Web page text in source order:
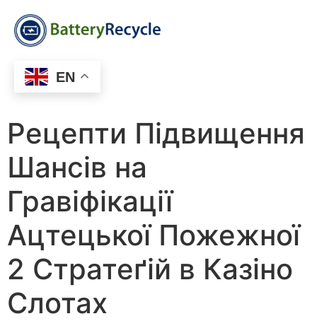
EN
Рецепти Підвищення
Шансів на
Гравіфікації
Ацтецької Пожежної
2 Стратеґій в Казіно
Слотах